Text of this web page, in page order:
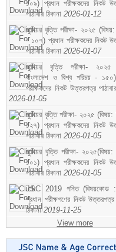
১০৯) প্রধান পরীক্ষকদের নিকট
পাঠাবার ঠিকানা 2026-01-12
জুনিয়র বৃত্তি পরীক্ষা- ২০২৫ (বিষয়:
- ১০৭) প্রধান পরীক্ষকদের নিকট
পাঠাবার ঠিকানা 2026-01-07
জুনিয়র বৃত্তি পরীক্ষা- ২০২৫
বাংলাদেশ ও বিশ্ব পরিচয় -
পরীক্ষকদের নিকট উত্তরপত্র
2026-01-05
জুনিয়র বৃত্তি পরীক্ষা- ২০২৫ (বিষয়:
১২৭) প্রধান পরীক্ষকদের নিকট
পাঠাবার ঠিকানা 2026-01-05
জুনিয়র বৃত্তি পরীক্ষা- ২০২৫(বিষয়:
১০১) প্রধান পরীক্ষকদের নিকট
পাঠাবার ঠিকানা 2026-01-05
JSC 2019 গনিত (বিষয়কোড
প্রধান পরীক্ষগণের নিকট উত্তরপত্র
ঠিকানা2019-11-25
View more